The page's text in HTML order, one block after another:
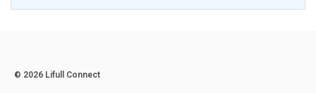
© 2026 Lifull Connect